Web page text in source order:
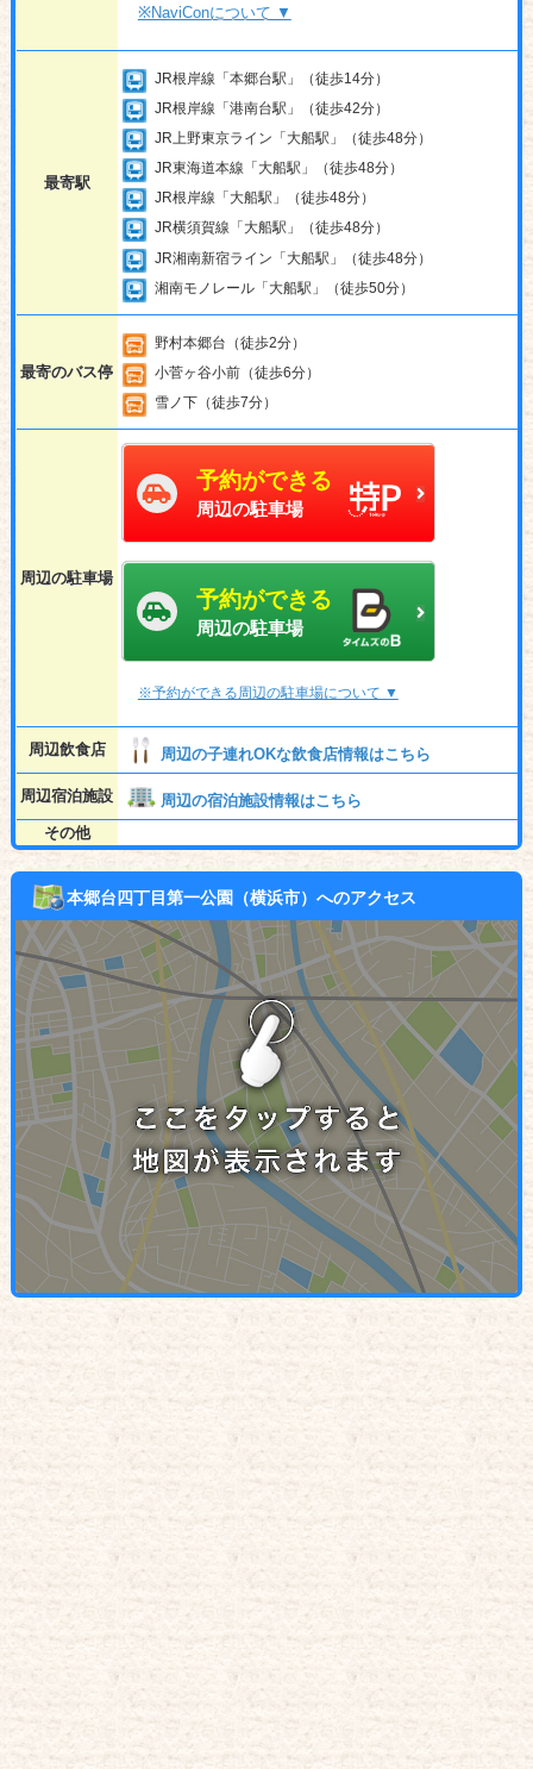
※NaviConについて ▼
最寄駅
JR根岸線「本郷台駅」（徒歩14分）
JR根岸線「港南台駅」（徒歩42分）
JR上野東京ライン「大船駅」（徒歩48分）
JR東海道本線「大船駅」（徒歩48分）
JR根岸線「大船駅」（徒歩48分）
JR横須賀線「大船駅」（徒歩48分）
JR湘南新宿ライン「大船駅」（徒歩48分）
湘南モノレール「大船駅」（徒歩50分）
最寄のバス停
野村本郷台（徒歩2分）
小菅ヶ谷小前（徒歩6分）
雪ノ下（徒歩7分）
周辺の駐車場
予約ができる
周辺の駐車場
予約ができる
周辺の駐車場
※予約ができる周辺の駐車場について ▼
周辺飲食店 周辺の子連れOKな飲食店情報はこちら
周辺宿泊施設
周辺の宿泊施設情報はこちら
その他
本郷台四丁目第一公園（横浜市）へのアクセス